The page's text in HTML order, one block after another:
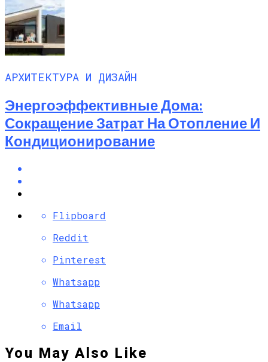
АРХИТЕКТУРА И ДИЗАЙН
Энергоэффективные Дома:
Сокращение Затрат На Отопление И
Кондиционирование
Flipboard
Reddit
Pinterest
Whatsapp
Whatsapp
Email
You May Also Like